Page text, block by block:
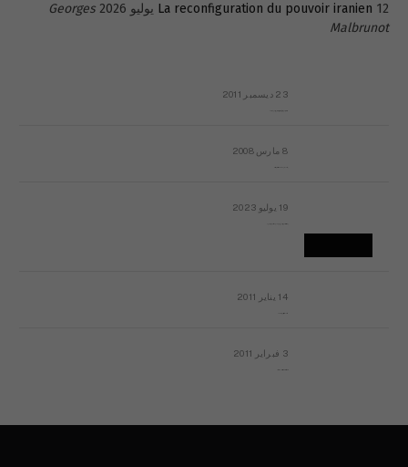
La reconfiguration du pouvoir iranien 12 يوليو 2026
Georges
Malbrunot
23 ديسمبر 2011
8 مارس 2008
19 يوليو 2023
14 يناير 2011
3 فبراير 2011